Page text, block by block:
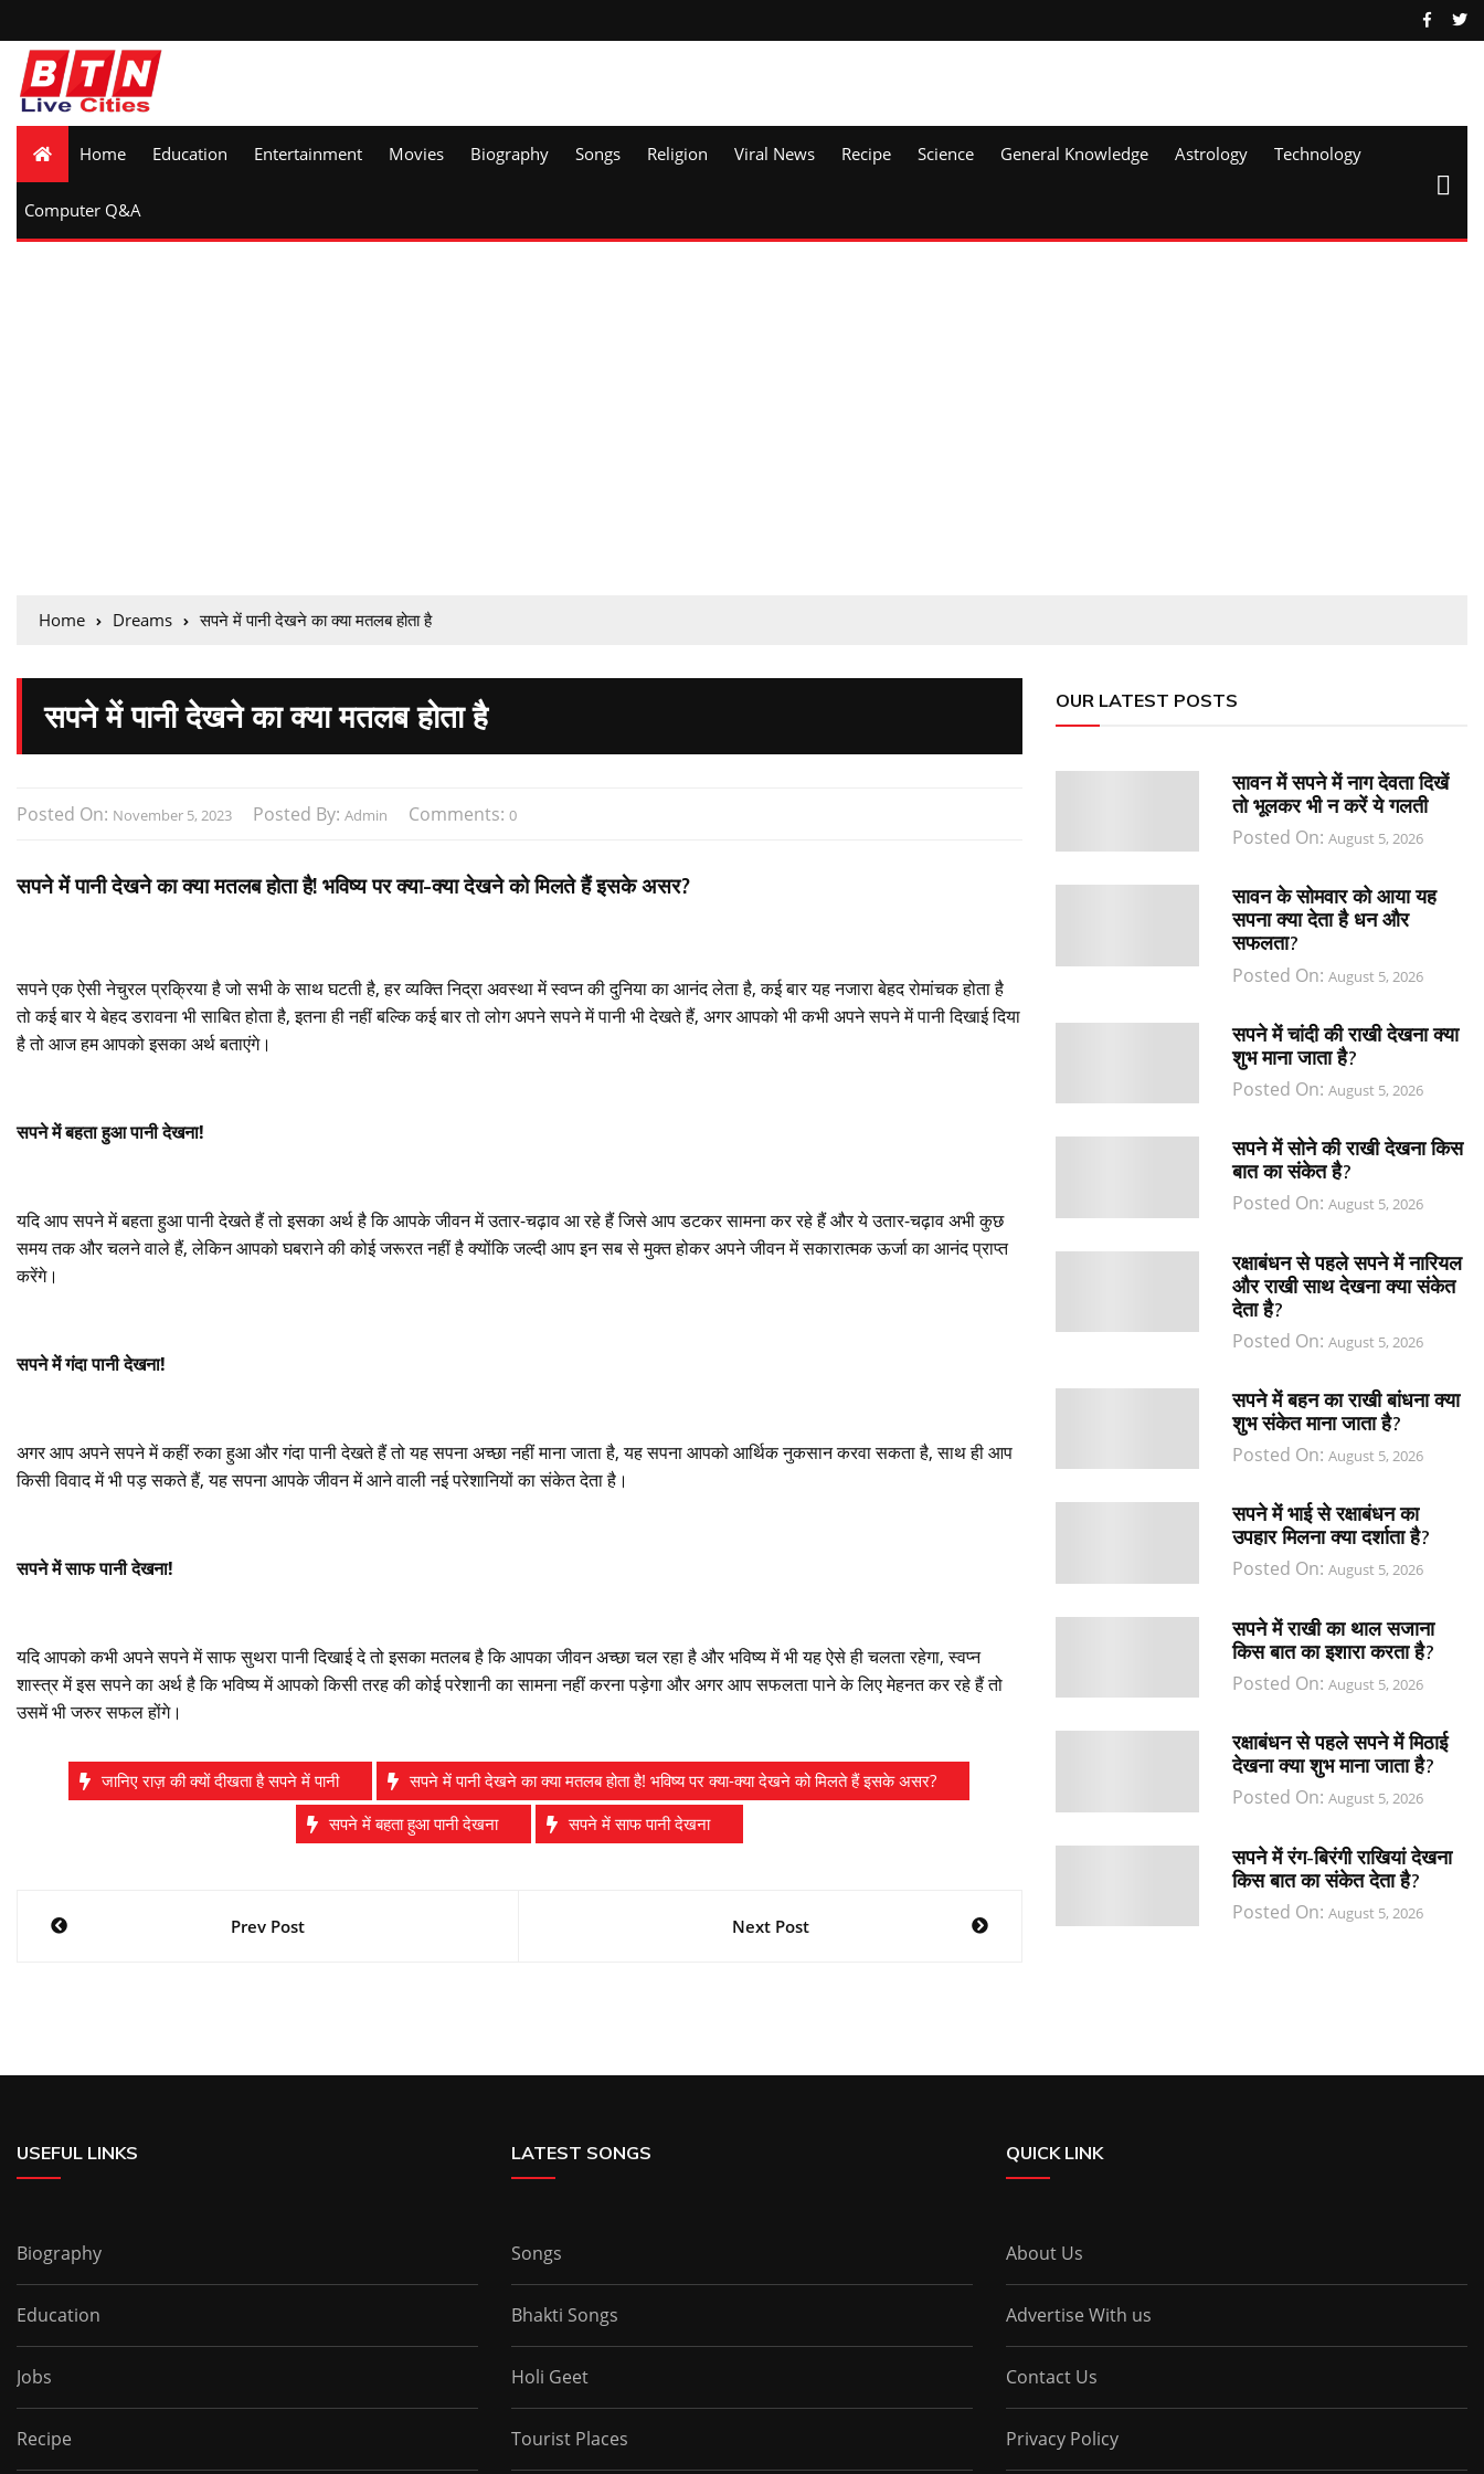
Home Education Entertainment Movies Biography Songs Religion Viral News Recipe Science General Knowledge Astrology Technology
Computer Q&A
Home Dreams सपने में पानी देखने का क्या मतलब होता है
सपने में पानी देखने का क्या मतलब होता है
Posted On: November 5, 2023 Posted By: Admin Comments: 0
सपने में पानी देखने का क्या मतलब होता है! भविष्य पर क्या-क्या देखने को मिलते हैं इसके असर?
सपने एक ऐसी नेचुरल प्रक्रिया है जो सभी के साथ घटती है, हर व्यक्ति निद्रा अवस्था में स्वप्न की दुनिया का आनंद लेता है, कई बार यह नजारा बेहद रोमांचक होता है
तो कई बार ये बेहद डरावना भी साबित होता है, इतना ही नहीं बल्कि कई बार तो लोग अपने सपने में पानी भी देखते हैं, अगर आपको भी कभी अपने सपने में पानी दिखाई दिया
है तो आज हम आपको इसका अर्थ बताएंगे।
सपने में बहता हुआ पानी देखना!
यदि आप सपने में बहता हुआ पानी देखते हैं तो इसका अर्थ है कि आपके जीवन में उतार-चढ़ाव आ रहे हैं जिसे आप डटकर सामना कर रहे हैं और ये उतार-चढ़ाव अभी कुछ
समय तक और चलने वाले हैं, लेकिन आपको घबराने की कोई जरूरत नहीं है क्योंकि जल्दी आप इन सब से मुक्त होकर अपने जीवन में सकारात्मक ऊर्जा का आनंद प्राप्त
करेंगे।
सपने में गंदा पानी देखना!
अगर आप अपने सपने में कहीं रुका हुआ और गंदा पानी देखते हैं तो यह सपना अच्छा नहीं माना जाता है, यह सपना आपको आर्थिक नुकसान करवा सकता है, साथ ही आप
किसी विवाद में भी पड़ सकते हैं, यह सपना आपके जीवन में आने वाली नई परेशानियों का संकेत देता है।
सपने में साफ पानी देखना!
यदि आपको कभी अपने सपने में साफ सुथरा पानी दिखाई दे तो इसका मतलब है कि आपका जीवन अच्छा चल रहा है और भविष्य में भी यह ऐसे ही चलता रहेगा, स्वप्न
शास्त्र में इस सपने का अर्थ है कि भविष्य में आपको किसी तरह की कोई परेशानी का सामना नहीं करना पड़ेगा और अगर आप सफलता पाने के लिए मेहनत कर रहे हैं तो
उसमें भी जरुर सफल होंगे।
जानिए राज़ की क्यों दीखता है सपने में पानी
सपने में पानी देखने का क्या मतलब होता है! भविष्य पर क्या-क्या देखने को मिलते हैं इसके असर?
सपने में बहता हुआ पानी देखना
सपने में साफ पानी देखना
Post
Prev Post Next Post
OUR LATEST POSTS
सावन में सपने में नाग देवता दिखें
तो भूलकर भी न करें ये गलती
Posted On:August 5, 2026
सावन के सोमवार को आया यह
सपना क्या देता है धन और
सफलता?
Posted On:August 5, 2026
सपने में चांदी की राखी देखना क्या
शुभ माना जाता है?
Posted On:August 5, 2026
सपने में सोने की राखी देखना किस
बात का संकेत है?
Posted On:August 5, 2026
रक्षाबंधन से पहले सपने में नारियल
और राखी साथ देखना क्या संकेत
देता है?
Posted On:August 5, 2026
सपने में बहन का राखी बांधना क्या
शुभ संकेत माना जाता है?
Posted On:August 5, 2026
सपने में भाई से रक्षाबंधन का
उपहार मिलना क्या दर्शाता है?
Posted On:August 5, 2026
सपने में राखी का थाल सजाना
किस बात का इशारा करता है?
Posted On:August 5, 2026
रक्षाबंधन से पहले सपने में मिठाई
देखना क्या शुभ माना जाता है?
Posted On:August 5, 2026
सपने में रंग-बिरंगी राखियां देखना
किस बात का संकेत देता है?
Posted On:August 5, 2026
USEFUL LINKS
Biography
Education
Jobs
Recipe
LATEST SONGS
Songs
Bhakti Songs
Holi Geet
Tourist Places
QUICK LINK
About Us
Advertise With us
Contact Us
Privacy Policy